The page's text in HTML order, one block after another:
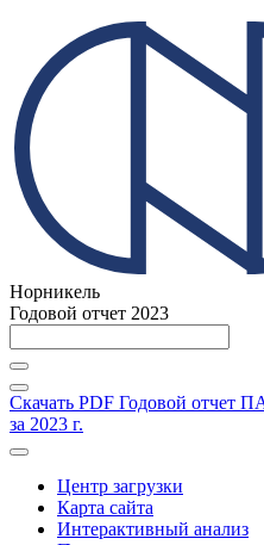
Норникель
Годовой отчет 2023
Скачать PDF Годовой отчет
за 2023 г.
Центр загрузки
Карта сайта
Интерактивный анализ